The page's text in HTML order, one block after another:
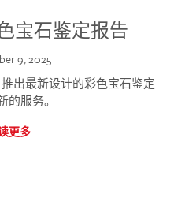
宝石鉴定报告
9, 2025
出最新设计的彩色宝石鉴定
的服务。
更多